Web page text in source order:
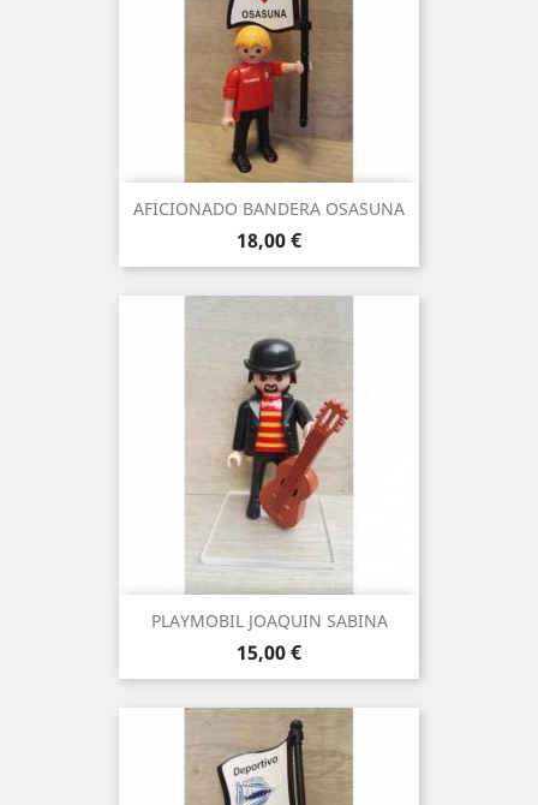
AFICIONADO BANDERA OSASUNA
Precio
18,00 €
PLAYMOBIL JOAQUIN SABINA
Precio
15,00 €